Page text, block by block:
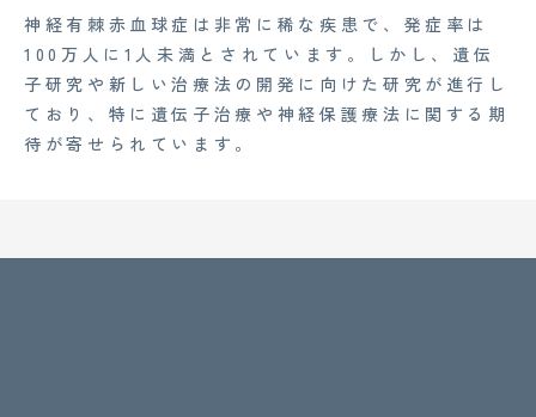
神経有棘赤血球症は非常に稀な疾患で、発症率は
100万人に1人未満とされています。しかし、遺伝
子研究や新しい治療法の開発に向けた研究が進行し
ており、特に遺伝子治療や神経保護療法に関する期
待が寄せられています。